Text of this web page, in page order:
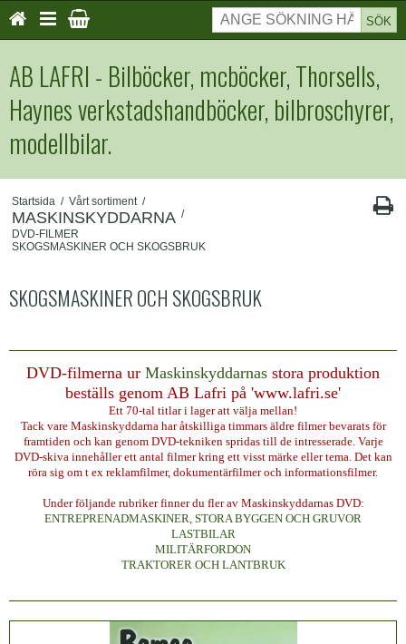
SÖK
AB LAFRI - Bilböcker, mcböcker, Thorsells,
Haynes verkstadshandböcker, bilbroschyrer,
modellbilar.
Startsida / Vårt sortiment /
MASKINSKYDDARNA
DVD-FILMER
/
SKOGSMASKINER OCH SKOGSBRUK
SKOGSMASKINER OCH SKOGSBRUK
DVD-filmerna ur Maskinskyddarnas stora produktion
beställs genom AB Lafri på 'www.lafri.se'
Ett 70-tal titlar i lager att välja mellan!
Tack vare Maskinskyddarna har åtskilliga timmars äldre filmer bevarats för
framtiden och kan genom DVD-tekniken spridas till de intresserade. Varje
DVD-skiva innehåller ett antal filmer kring ett visst märke eller tema. Det kan
röra sig om t ex reklamfilmer, dokumentärfilmer och informationsfilmer.
Under följande rubriker finner du fler av Maskinskyddarnas DVD:
ENTREPRENADMASKINER, STORA BYGGEN OCH GRUVOR
LASTBILAR
MILITÄRFORDON
TRAKTORER OCH LANTBRUK